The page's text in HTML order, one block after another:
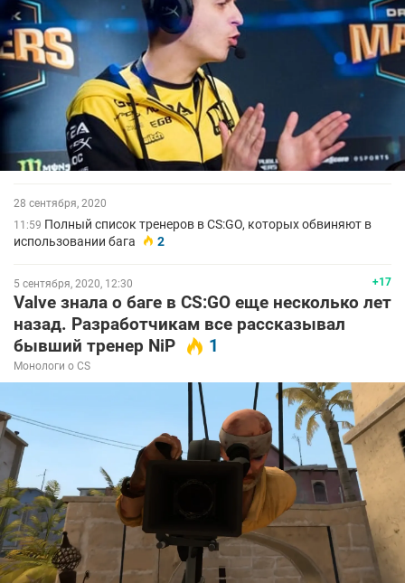
28 сентября, 2020
11:59 Полный список тренеров в CS:GO, которых обвиняют в
использовании бага
2
+17
5 сентября, 2020, 12:30
Valve знала о баге в CS:GO еще несколько лет
назад. Разработчикам все рассказывал
бывший тренер NiP
1
Монологи о CS